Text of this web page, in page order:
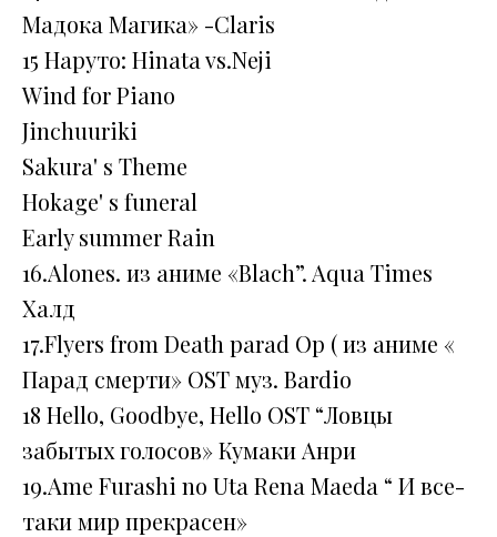
Мадока Магика» -Claris
15 Наруто: Hinata vs.Neji
Wind for Piano
Jinchuuriki
Sakura' s Theme
Hokage' s funeral
Early summer Rain
16.Alones. из аниме «Blach”. Aqua Times
Халд
17.Flyers from Death parad Op ( из аниме «
Парад смерти» ОST муз. Bardio
18 Hello, Goodbye, Hello OST “Ловцы
забытых голосов» Кумаки Анри
19.Ame Furashi no Uta Rena Maeda “ И все-
таки мир прекрасен»